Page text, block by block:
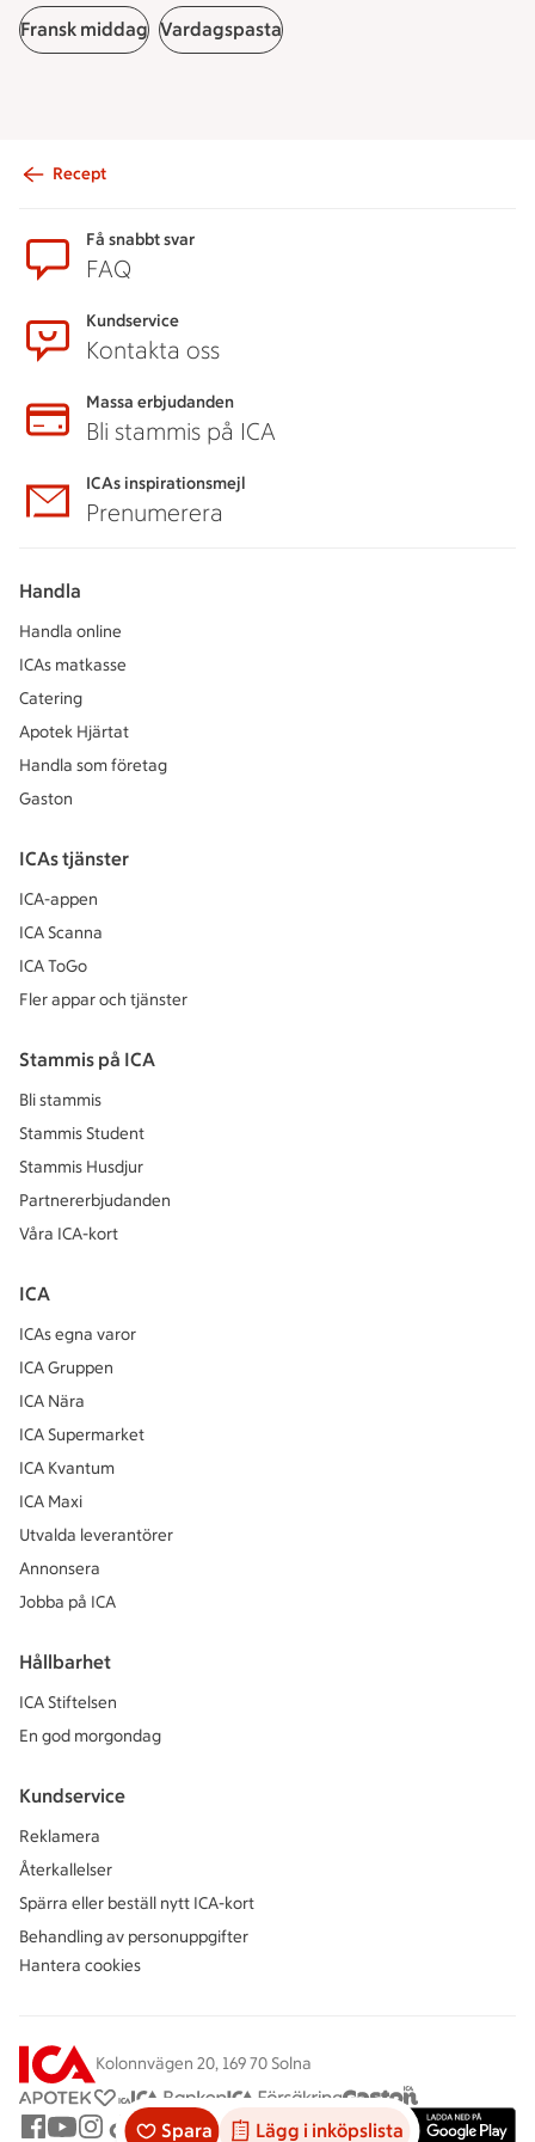
Spara Lägg i inköpslista
Fransk middag Vardagspasta
Recept
Få snabbt svar
FAQ
Kundservice
Kontakta oss
Massa erbjudanden
Bli stammis på ICA
ICAs inspirationsmejl
Prenumerera
Handla
Handla online
ICAs matkasse
Catering
Apotek Hjärtat
Handla som företag
Gaston
ICAs tjänster
ICA-appen
ICA Scanna
ICA ToGo
Fler appar och tjänster
Stammis på ICA
Bli stammis
Stammis Student
Stammis Husdjur
Partnererbjudanden
Våra ICA-kort
ICA
ICAs egna varor
ICA Gruppen
ICA Nära
ICA Supermarket
ICA Kvantum
ICA Maxi
Utvalda leverantörer
Annonsera
Jobba på ICA
Hållbarhet
ICA Stiftelsen
En god morgondag
Kundservice
Reklamera
Återkallelser
Spärra eller beställ nytt ICA-kort
Behandling av personuppgifter
Hantera cookies
Kolonnvägen 20, 169 70 Solna